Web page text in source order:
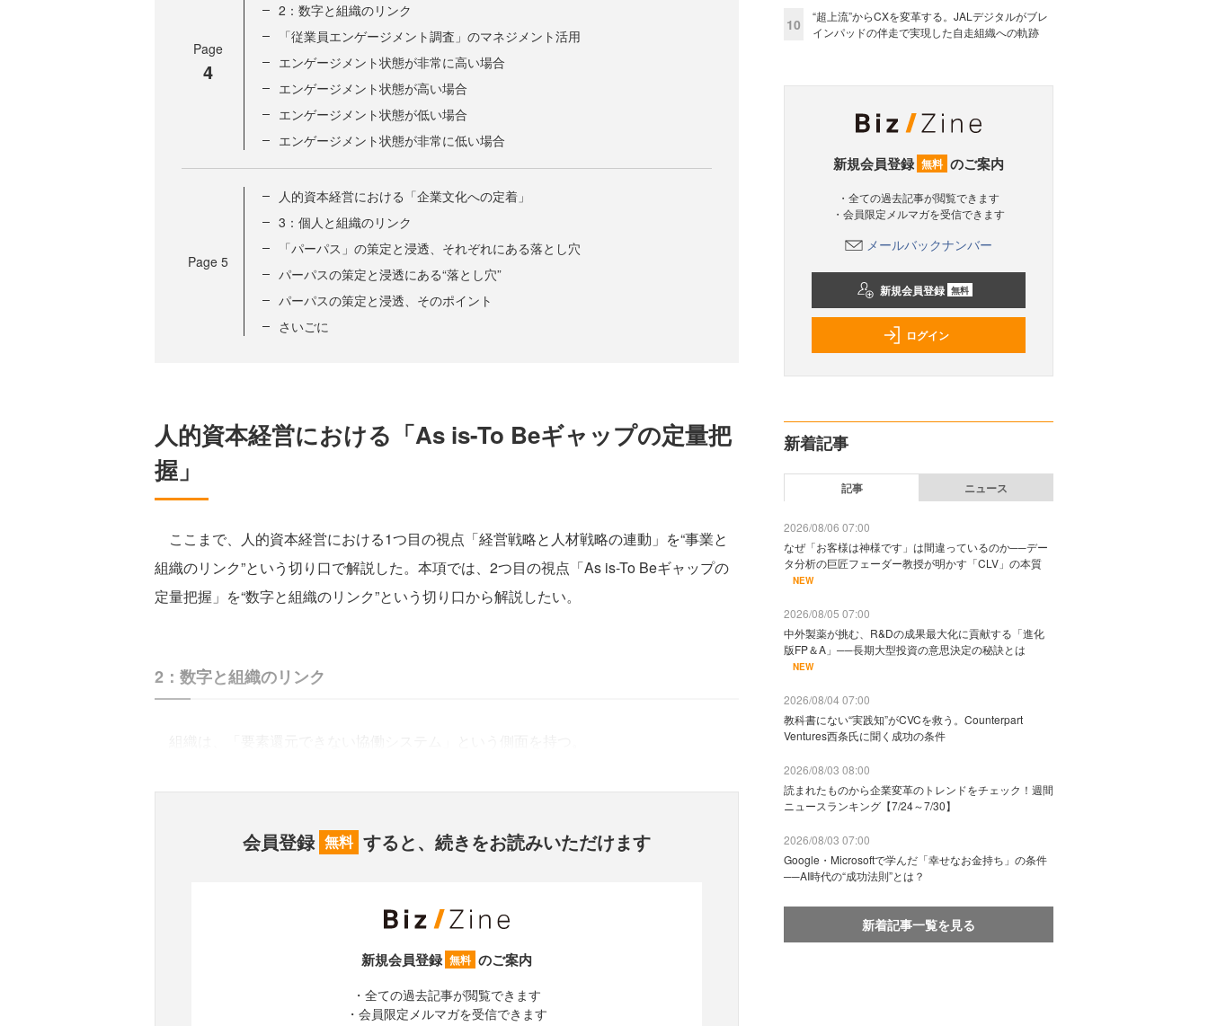
Page
4
2：数字と組織のリンク
「従業員エンゲージメント調査」のマネジメント活用
エンゲージメント状態が非常に高い場合
エンゲージメント状態が高い場合
エンゲージメント状態が低い場合
エンゲージメント状態が非常に低い場合
Page 5
人的資本経営における「企業文化への定着」
3：個人と組織のリンク
「パーパス」の策定と浸透、それぞれにある落とし穴
パーパスの策定と浸透にある“落とし穴”
パーパスの策定と浸透、そのポイント
さいごに
人的資本経営における「As is-To Beギャップの定量把
握」
ここまで、人的資本経営における1つ目の視点「経営戦略と人材戦略の連動」を“事業と
組織のリンク”という切り口で解説した。本項では、2つ目の視点「As is-To Beギャップの
定量把握」を“数字と組織のリンク”という切り口から解説したい。
2：数字と組織のリンク
会員登録 無料 すると、続きをお読みいただけます
新規会員登録 無料 のご案内
・全ての過去記事が閲覧できます
・会員限定メルマガを受信できます
10
“超上流”からCXを変革する。JALデジタルがブレ
インパッドの伴走で実現した自走組織への軌跡
新規会員登録 無料 のご案内
・全ての過去記事が閲覧できます
・会員限定メルマガを受信できます
メールバックナンバー
新規会員登録 無料
ログイン
新着記事
記事 ニュース
2026/08/06 07:00
なぜ「お客様は神様です」は間違っているのか──デー
タ分析の巨匠フェーダー教授が明かす「CLV」の本質
NEW
2026/08/05 07:00
中外製薬が挑む、R&Dの成果最大化に貢献する「進化
版FP＆A」──長期大型投資の意思決定の秘訣とは
NEW
2026/08/04 07:00
教科書にない“実践知”がCVCを救う。Counterpart
Ventures西条氏に聞く成功の条件
2026/08/03 08:00
読まれたものから企業変革のトレンドをチェック！週間
ニュースランキング【7/24～7/30】
2026/08/03 07:00
Google・Microsoftで学んだ「幸せなお金持ち」の条件
──AI時代の“成功法則”とは？
新着記事一覧を見る